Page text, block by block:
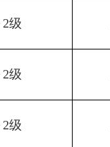
级
级
级